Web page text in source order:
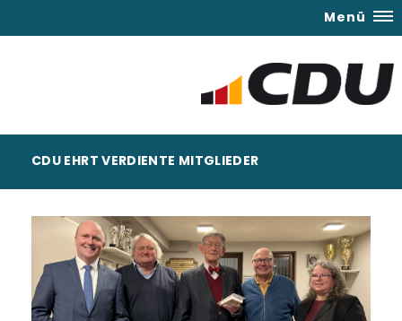
Menü
CDU EHRT VERDIENTE MITGLIEDER